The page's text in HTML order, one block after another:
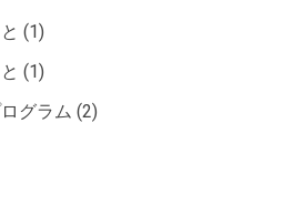
(1)
(1)
グラム (2)